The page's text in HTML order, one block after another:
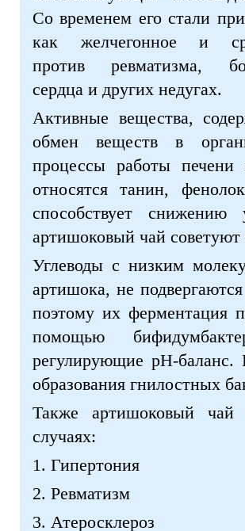
Со временем его стали
как желчегонное и
против ревматизма,
сердца и других недугах.
Активные вещества,
обмен веществ в
процессы работы
относятся танин,
способствует
артишоковый чай
Углеводы с низким
артишока, не
поэтому их ферментация
помощью
регулирующие рН-баланс.
образования гнилостных
Также артишоковый
случаях:
1. Гипертония
2. Ревматизм
3. Атеросклероз